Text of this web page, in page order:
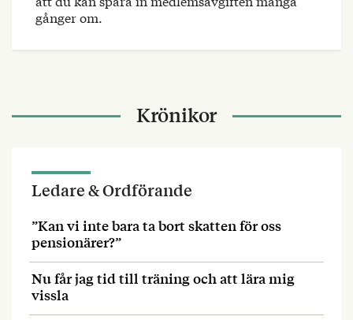
gånger om.
Krönikor
Ledare & Ordförande
”Kan vi inte bara ta bort skatten för oss
pensionärer?”
Nu får jag tid till träning och att lära mig
vissla